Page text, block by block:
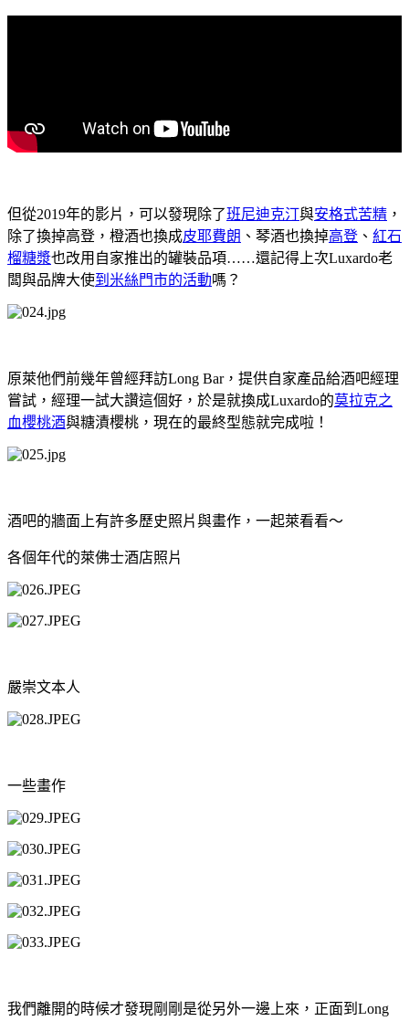
但從2019年的影片，可以發現除了班尼迪克汀與安格式苦精 ，
除了換掉高登，橙酒也換成皮耶費朗 、琴酒也換掉高登 、 紅石
榴糖漿也改用自家推出的罐裝品項……還記得上次Luxardo老
闆與品牌大使到 米絲門市的活動嗎？
原萊他們前幾年曾經拜訪Long Bar，提供自家產品給酒吧經理
嘗試，經理一試大讚這個好，於是就換成Luxardo的莫拉克之
血櫻桃酒與糖漬櫻桃，現在的最終型態就完成啦！
酒吧的牆面上有許多歷史照片與畫作，一起萊看看～
各個年代的萊佛士酒店照片
嚴崇文本人
一些畫作
我們離開的時候才發現剛剛是從另外一邊上來，正面到 Long